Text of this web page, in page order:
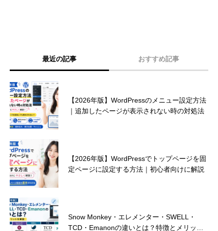
最近の記事 おすすめ記事
【2026年版】WordPressのメニュー設定方法
｜追加したページが表示されない時の対処法
【2026年版】WordPressでトップページを固
定ページに設定する方法｜初心者向けに解説
Snow Monkey・エレメンター・SWELL・
TCD・Emanonの違いとは？特徴とメリット
ランサーズ ランキング 2024 受賞のお知ら
せ！
見込み客を獲得するためのホームページデザ
インとは？
なりました！